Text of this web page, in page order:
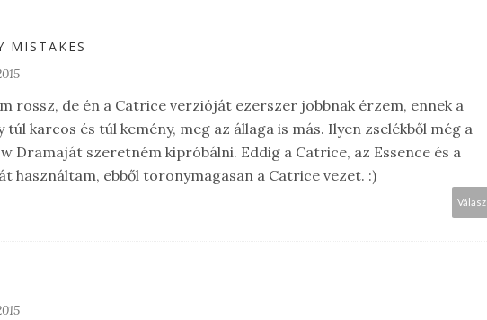
MISTAKES
rossz, de én a Catrice verzióját ezerszer jobbnak érzem, ennek a
túl karcos és túl kemény, meg az állaga is más. Ilyen zselékből még a
Dramaját szeretném kipróbálni. Eddig a Catrice, az Essence és a
használtam, ebből toronymagasan a Catrice vezet. :)
Válasz